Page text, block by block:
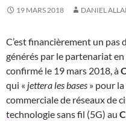
19 MARS 2018 DANIEL
C’est financièrement un pas
générés par le partenariat
confirmé le 19 mars 2018, à
qui « jettera les bases » pour
commerciale de réseaux de
technologie sans fil (5G) au